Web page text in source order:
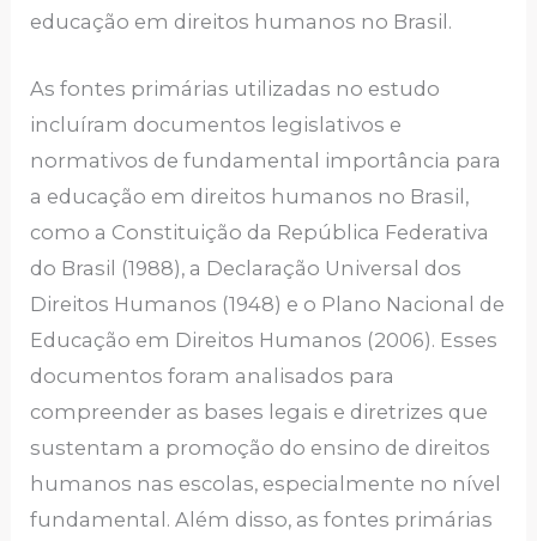
educação em direitos humanos no Brasil.
As fontes primárias utilizadas no estudo
incluíram documentos legislativos e
normativos de fundamental importância para
a educação em direitos humanos no Brasil,
como a Constituição da República Federativa
do Brasil (1988), a Declaração Universal dos
Direitos Humanos (1948) e o Plano Nacional de
Educação em Direitos Humanos (2006). Esses
documentos foram analisados para
compreender as bases legais e diretrizes que
sustentam a promoção do ensino de direitos
humanos nas escolas, especialmente no nível
fundamental. Além disso, as fontes primárias